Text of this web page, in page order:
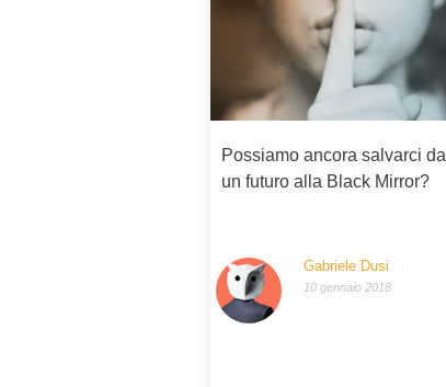
Possiamo ancora salvarci da
un futuro alla Black Mirror?
Gabriele Dusi
10 gennaio 2018